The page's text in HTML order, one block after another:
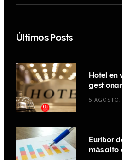
Últimos Posts
Hotel en
5
Euríbor
más alto